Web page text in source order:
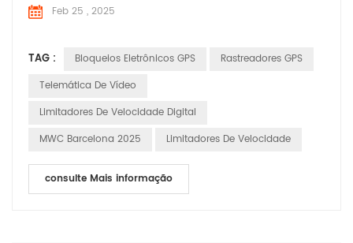
Feb 25 , 2025
TAG : Bloqueios Eletrônicos GPS
Rastreadores GPS
Telemática De Vídeo
Limitadores De Velocidade Digital
MWC Barcelona 2025
Limitadores De Velocidade
consulte Mais informação